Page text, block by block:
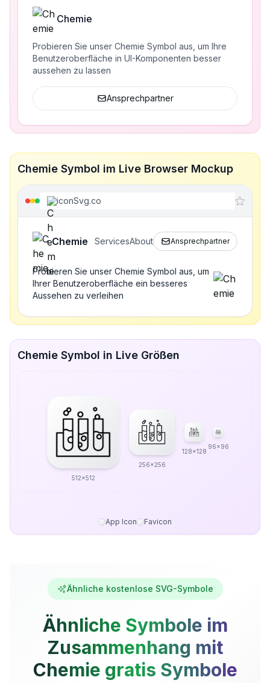
Chemie
Probieren Sie unser Chemie Symbol aus, um Ihre
Benutzeroberfläche in UI-Komponenten besser
aussehen zu lassen
Ansprechpartner
Chemie Symbol im Live Browser Mockup
iconSvg.co
Chemie ServicesAbout Ansprechpartner
Probieren Sie unser Chemie Symbol aus, um
Ihrer Benutzeroberfläche ein besseres
Aussehen zu verleihen
Chemie Symbol in Live Größen
512x512
256x256
128x128
96x96
App Icon Favicon
Ähnliche kostenlose SVG-Symbole
Ähnliche Symbole im
Zusammenhang mit
Chemie gratis Symbole